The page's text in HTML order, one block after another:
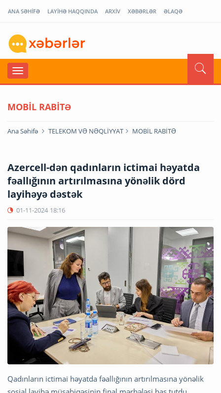
ANA SƏHİFƏ LAYİHƏ HAQQINDA ARXİV XƏBƏRLƏR ƏLAQƏ
MOBİL RABİTƏ
Ana Səhifə TELEKOM VƏ NƏQLİYYAT MOBİL RABİTƏ
Azercell-dən qadınların ictimai həyatda
fəallığının artırılmasına yönəlik dörd
layihəyə dəstək
01-11-2024 18:16
Qadınların ictimai həyatda fəallığının artırılmasına yönəlik